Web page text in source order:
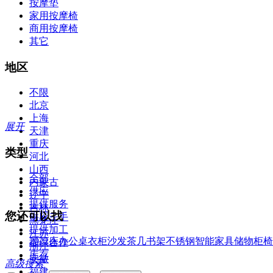
按摩垫
家用按摩椅
商用按摩椅
其它
地区
不限
北京
上海
天津
重庆
河北
山西
内蒙古
辽宁
吉林
黑龙江
江苏
浙江
安徽
展开
类型
全部
供应
提供服务
供应二手
提供加工
提供合作
库存
您还可以找
2022床办公桌衣柜沙发茶几书架不锈钢智能家具储物柜
高级搜索